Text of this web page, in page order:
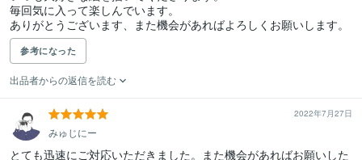
毎回気に入って楽しんでいます。
ありがとうございます、また機会があればよろしくお願いします。
参考になった
出品者からの返信を読む
2022年7月27日
みゅじにー
とても迅速にご対応いただきました。また機会があればお願いした